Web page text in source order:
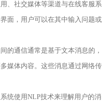
、社交媒体等渠道与在线客服系
面，用户可以在其中输入问题或
的通信通常是基于文本消息的，
媒体内容。这些消息通过网络传
系统使用NLP技术来理解用户的消